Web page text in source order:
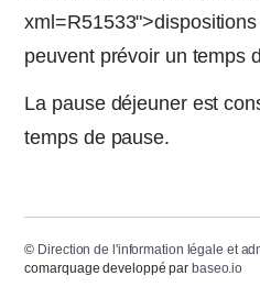
peuvent prévoir un temps
La pause déjeuner est
temps de pause.
© Direction de l'information légale et
comarquage developpé par baseo.io